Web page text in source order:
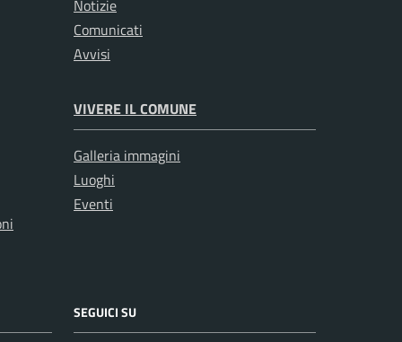
Notizie
Comunicati
Avvisi
VIVERE IL COMUNE
Galleria immagini
Luoghi
Eventi
SEGUICI SU